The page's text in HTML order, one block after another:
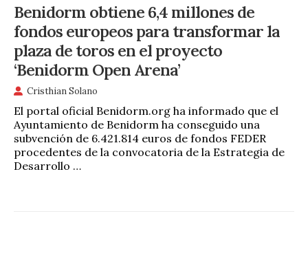
Benidorm obtiene 6,4 millones de
fondos europeos para transformar la
plaza de toros en el proyecto
‘Benidorm Open Arena’
Cristhian Solano
El portal oficial Benidorm.org ha informado que el
Ayuntamiento de Benidorm ha conseguido una
subvención de 6.421.814 euros de fondos FEDER
procedentes de la convocatoria de la Estrategia de
Desarrollo …